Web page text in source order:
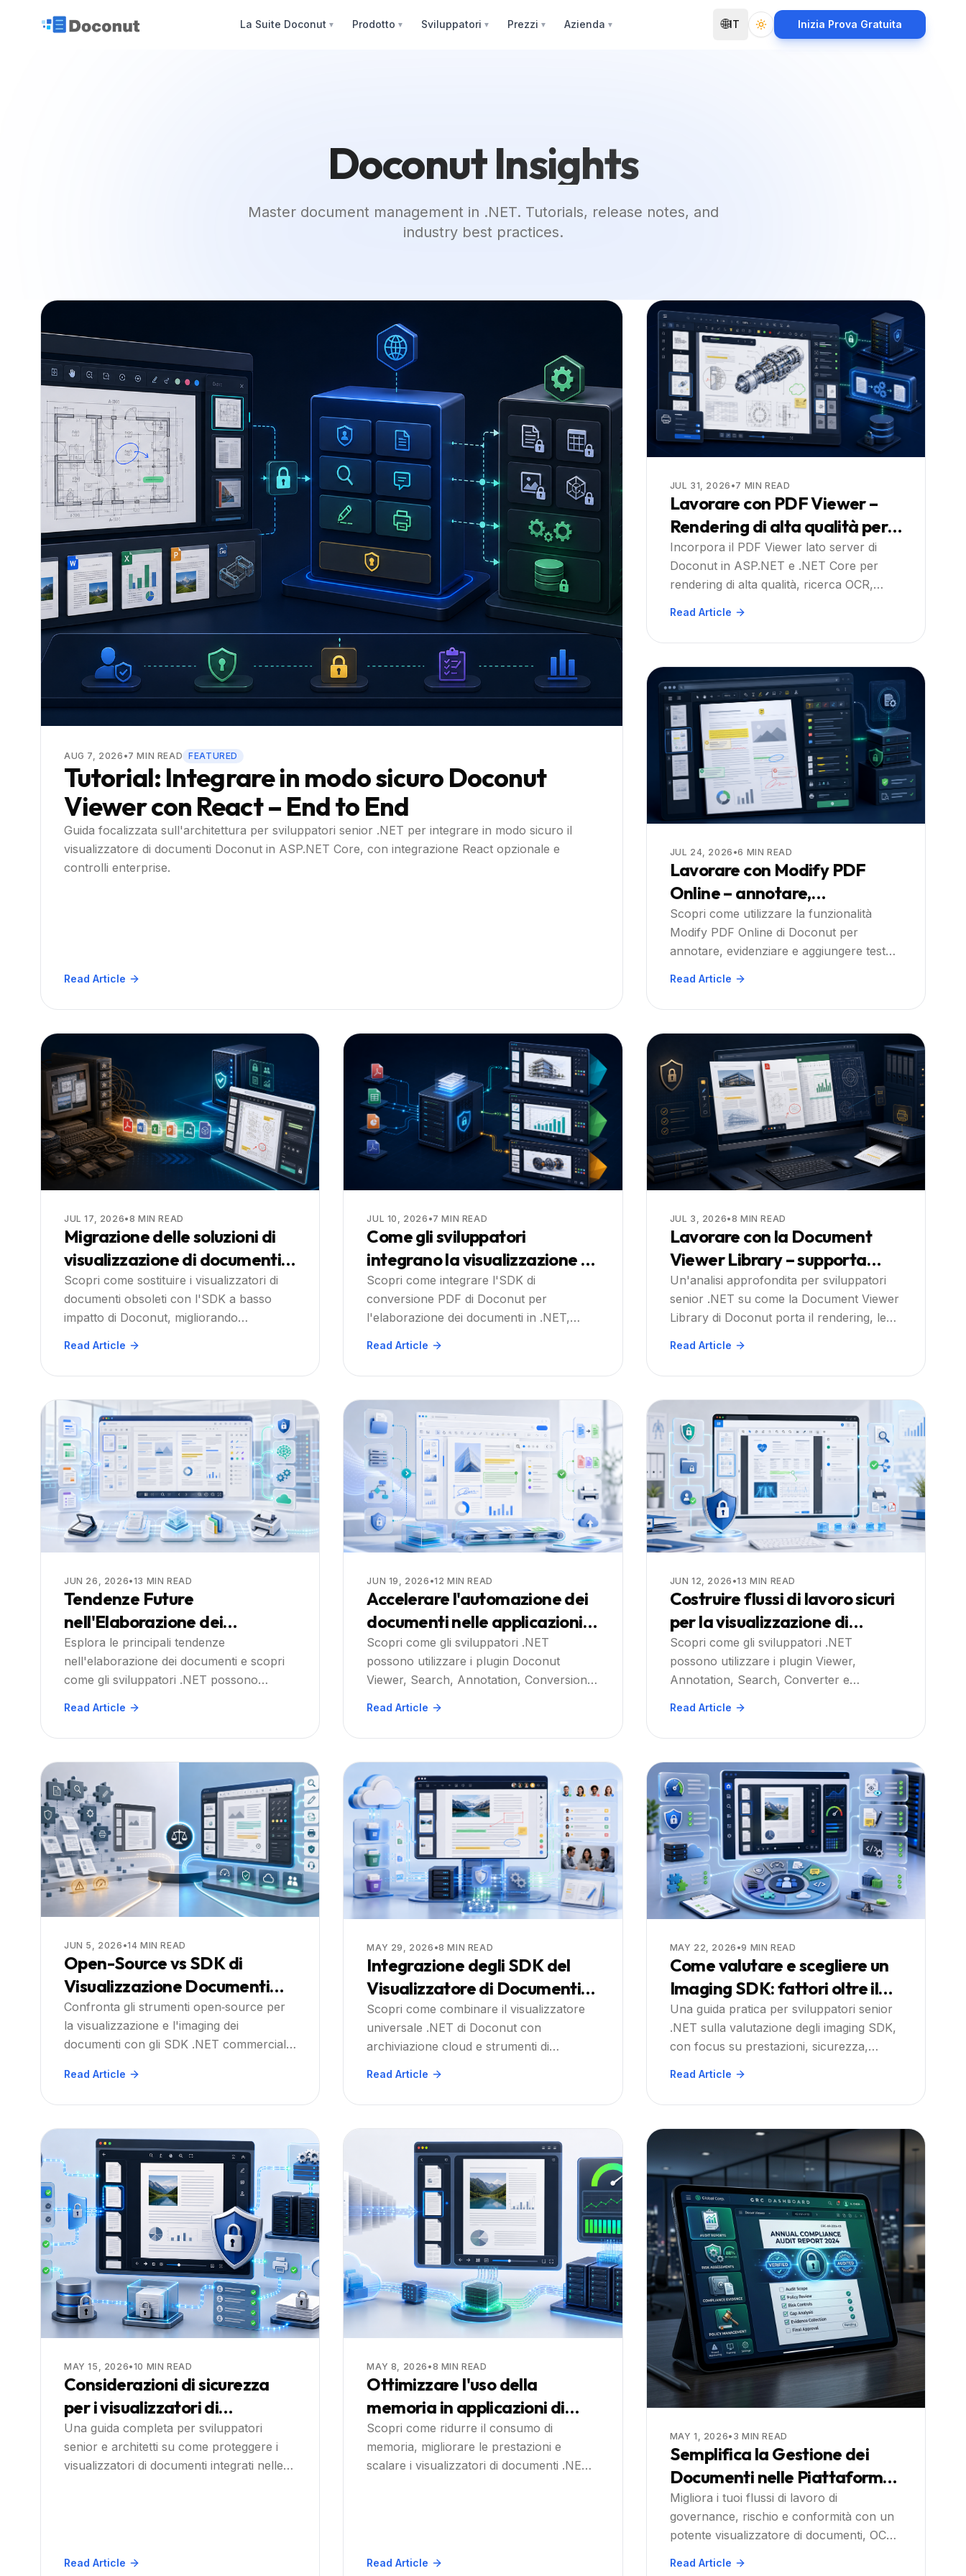
La Suite Doconut ▼ Prodotto ▼ Sviluppatori ▼ Prezzi ▼ Azienda ▼ 🌐IT Toggle themeInizia Prova Gratuita
Doconut Insights
Master document management in .NET. Tutorials, release notes, and
industry best practices.
AUG 7, 2026 •7 MIN READ FEATURED
Tutorial: Integrare in modo sicuro Doconut
Viewer con React – End to End
Guida focalizzata sull'architettura per sviluppatori senior .NET per integrare in modo sicuro il
visualizzatore di documenti Doconut in ASP.NET Core, con integrazione React opzionale e
controlli enterprise.
Read Article
JUL 31, 2026 •7 MIN READ
Lavorare con PDF Viewer –
Rendering di alta qualità per
file PDF in app ASP.NET e
.NET Core con ricerca
completa e interazione: Una
guida pratica
Incorpora il PDF Viewer lato server di
Doconut in ASP.NET e .NET Core per
rendering di alta qualità, ricerca OCR,
Read Article
JUL 24, 2026 •6 MIN READ
Lavorare con Modify PDF
Online – annotare,
evidenziare e rendere i PDF
ricercabili direttamente
nell'app web: Guida Pratica
Scopri come utilizzare la funzionalità
Modify PDF Online di Doconut per
annotare, evidenziare e aggiungere testo
un'applicazione web .NET. Esplora
passaggi pratici, best practice e scenari
Read Article
JUL 17, 2026•8 MIN READ
Migrazione delle soluzioni di
visualizzazione di documenti
legacy a SDK moderni a basso
impatto
Scopri come sostituire i visualizzatori di
documenti obsoleti con l'SDK a basso
impatto di Doconut, migliorando
applicazioni aziendali basate su .NET.
Read Article
JUL 10, 2026 •7 MIN READ
Come gli sviluppatori
integrano la visualizzazione di
PDF, Office e CAD in app Web
.NET, React, Angular o Vue per
aumentare la facilità d'uso e
l'efficienza: Passo dopo passo
Scopri come integrare l'SDK di
conversione PDF di Doconut per
l'elaborazione dei documenti in .NET,
consigli sulla sicurezza e best practice.
Read Article
JUL 3, 2026•8 MIN READ
Lavorare con la Document
Viewer Library – supporta
formati PDF, Office e CAD
con annotazioni integrate,
ricerca e stampa: Guida
Pratica
Un'analisi approfondita per sviluppatori
senior .NET su come la Document Viewer
Library di Doconut porta il rendering, le
Office e CAD nelle applicazioni web
aziendali.
Read Article
JUN 26, 2026•13 MIN READ
Tendenze Future
nell'Elaborazione dei
Documenti e Cosa Significano
per gli Sviluppatori .NET
Esplora le principali tendenze
nell'elaborazione dei documenti e scopri
come gli sviluppatori .NET possono
Doconut Viewer, Search, Annotation,
Converter e Controlled Printing.
Read Article
JUN 19, 2026 •12 MIN READ
Accelerare l'automazione dei
documenti nelle applicazioni
.NET con Doconut
Scopri come gli sviluppatori .NET
possono utilizzare i plugin Doconut
Viewer, Search, Annotation, Conversion e
efficienti.
Read Article
JUN 12, 2026 •13 MIN READ
Costruire flussi di lavoro sicuri
per la visualizzazione di
documenti medici in .NET con
Doconut
Scopri come gli sviluppatori .NET
possono utilizzare i plugin Viewer,
Annotation, Search, Converter e
visualizzazione di documenti medici.
Read Article
JUN 5, 2026 •14 MIN READ
Open-Source vs SDK di
Visualizzazione Documenti
.NET Commerciali: Cosa
Dovrebbero Considerare gli
Sviluppatori
Confronta gli strumenti open‑source per
la visualizzazione e l'imaging dei
documenti con gli SDK .NET commerciali,
aiutare a ridurre la complessità di
Read Article
MAY 29, 2026 •8 MIN READ
Integrazione degli SDK del
Visualizzatore di Documenti
con Archiviazione Cloud e
Piattaforme di Collaborazione
Scopri come combinare il visualizzatore
universale .NET di Doconut con
archiviazione cloud e strumenti di
su larga scala.
Read Article
MAY 22, 2026 •9 MIN READ
Come valutare e scegliere un
Imaging SDK: fattori oltre il
prezzo
Una guida pratica per sviluppatori senior
.NET sulla valutazione degli imaging SDK,
con focus su prestazioni, sicurezza,
consigliata.
Read Article
MAY 15, 2026•10 MIN READ
Considerazioni di sicurezza
per i visualizzatori di
documenti .NET nelle
applicazioni aziendali
Una guida completa per sviluppatori
senior e architetti su come proteggere i
visualizzatori di documenti integrati nelle
Read Article
MAY 8, 2026 •8 MIN READ
Ottimizzare l'uso della
memoria in applicazioni di
visualizzazione di documenti
su larga scala
Scopri come ridurre il consumo di
memoria, migliorare le prestazioni e
scalare i visualizzatori di documenti .NET
Read Article
MAY 1, 2026• 3 MIN READ
Semplifica la Gestione dei
Documenti nelle Piattaforme
GRC con Doconut
Migliora i tuoi flussi di lavoro di
governance, rischio e conformità con un
potente visualizzatore di documenti, OCR
piattaforme moderne.
Read Article